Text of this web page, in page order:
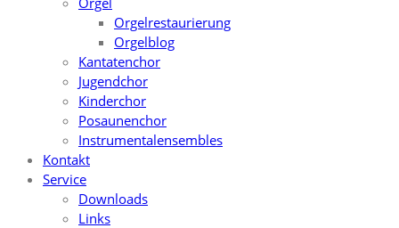
Orgelrestaurierung
Orgelblog
Kantatenchor
Jugendchor
Kinderchor
Posaunenchor
Instrumentalensembles
Kontakt
Service
Downloads
Links